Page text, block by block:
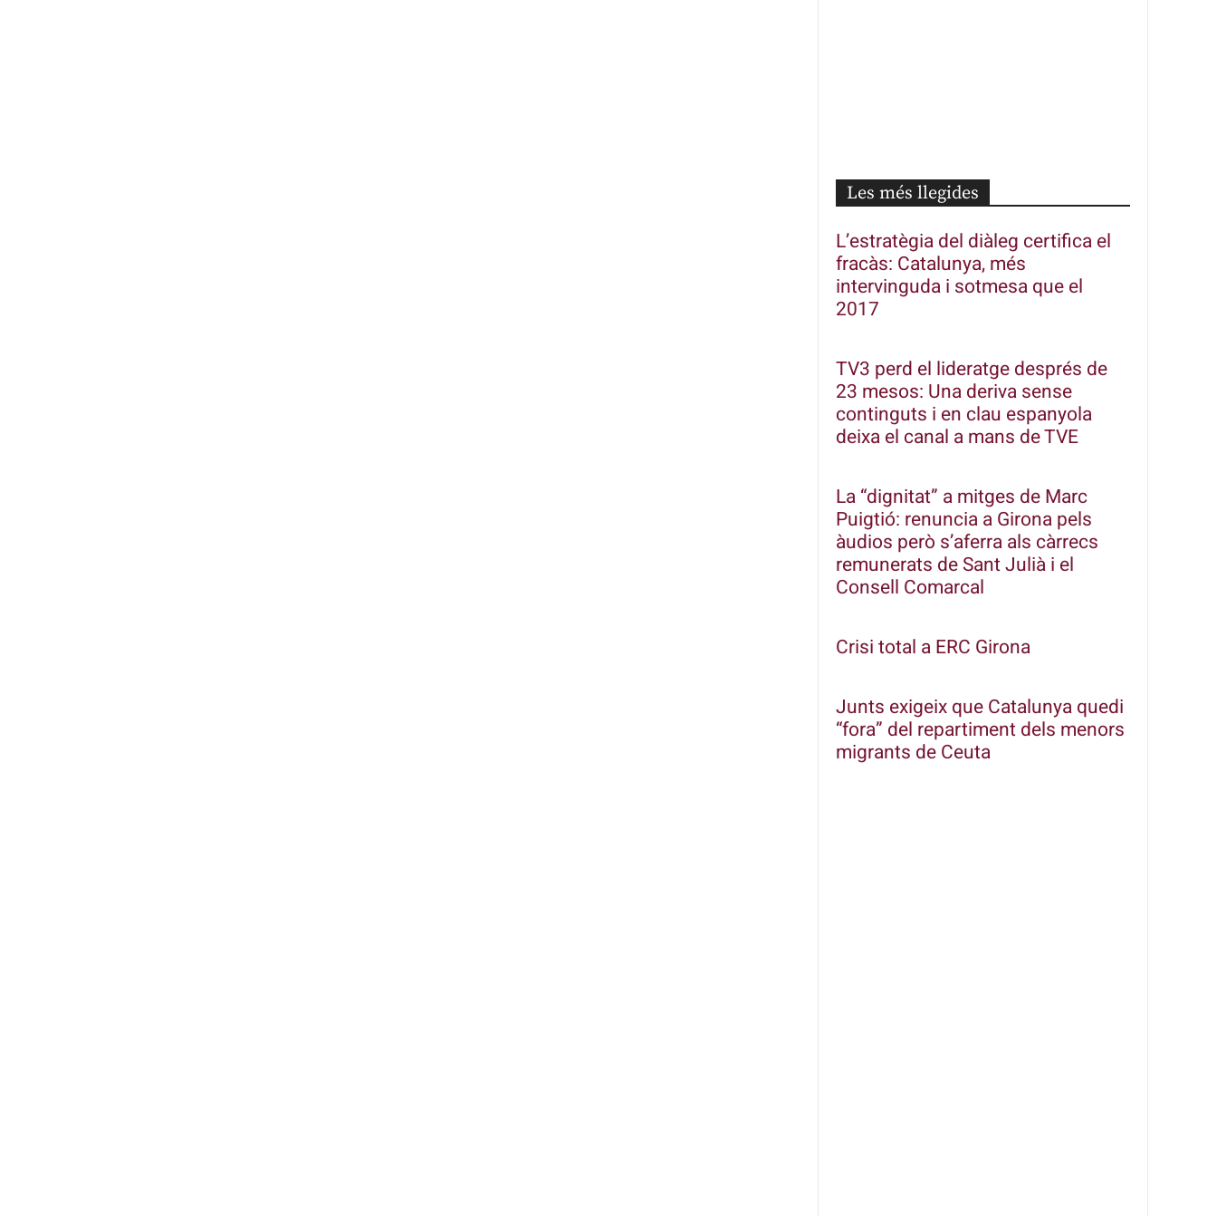
Les més llegides
L’estratègia del diàleg certifica el
fracàs: Catalunya, més
intervinguda i sotmesa que el
2017
TV3 perd el lideratge després de
23 mesos: Una deriva sense
continguts i en clau espanyola
deixa el canal a mans de TVE
La “dignitat” a mitges de Marc
Puigtió: renuncia a Girona pels
àudios però s’aferra als càrrecs
remunerats de Sant Julià i el
Consell Comarcal
Crisi total a ERC Girona
Junts exigeix que Catalunya quedi
“fora” del repartiment dels menors
migrants de Ceuta